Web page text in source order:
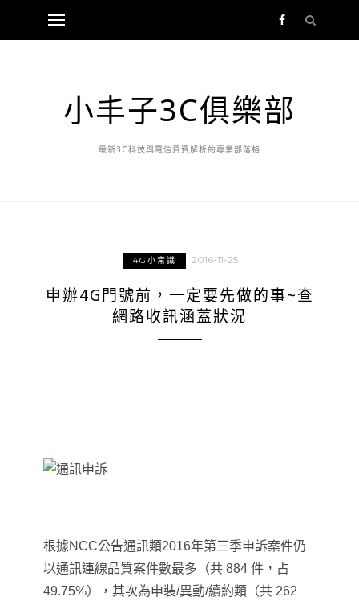
小丰子3C俱樂部
最新3C科技與電信資費解析的專業部落格
4G小常識 2016-11-25
申辦4G門號前，一定要先做的事~查
網路收訊涵蓋狀況
根據NCC公告通訊類2016年第三季申訴案件仍
以通訊連線品質案件數最多（共 884 件，占
49.75%），其次為申裝/異動/續約類（共 262